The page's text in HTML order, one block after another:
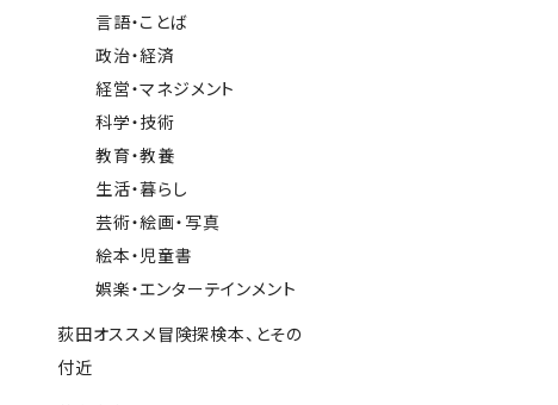
言語・ことば
政治・経済
経営・マネジメント
科学・技術
教育・教養
生活・暮らし
芸術・絵画・写真
絵本・児童書
娯楽・エンターテインメント
荻田オススメ冒険探検本、とその
付近